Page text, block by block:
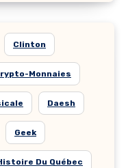
Clinton
Monnaies
Daesh
Geek
Du Québec